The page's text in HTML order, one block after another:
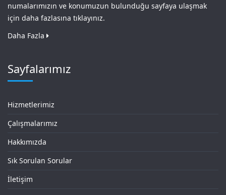
numalarımızın ve konumuzun bulunduğu sayfaya ulaşmak
için daha fazlasına tıklayınız.
Daha Fazla
Sayfalarımız
Hizmetlerimiz
Çalışmalarımız
Hakkımızda
Sık Sorulan Sorular
İletişim